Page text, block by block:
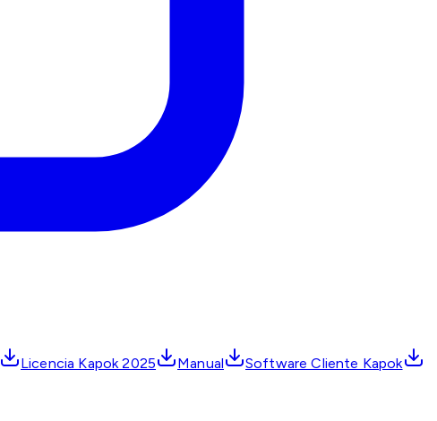
Licencia Kapok 2025 Manual
Software Cliente Kapok